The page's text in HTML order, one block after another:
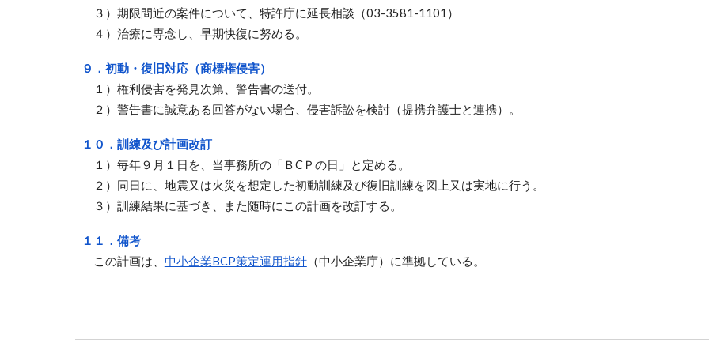
３）期限間近の案件について、特許庁に延長相談（03-3581-1101）
４）治療に専念し、早期快復に努める。
９ ．初動・復旧対応（商標権侵害）
１）権利侵害を発見次第、警告書の送付。
２ ）警告書に誠意ある回答がない場合、侵害訴訟を検討（提携弁護士と連携）。
１０．訓練及び計画改訂
１）毎年９月１日を、当事務所の「ＢCＰの日」と定める。
２）同日に、地震又は火災を想定した初動訓練及び復旧訓練を図上又は実地に行う。
３）訓練結果に基づき、また随時にこの計画を改訂する。
１１．備考
この計画は、 中小企業BCP策定運用指針（中小企業庁）に準拠している。